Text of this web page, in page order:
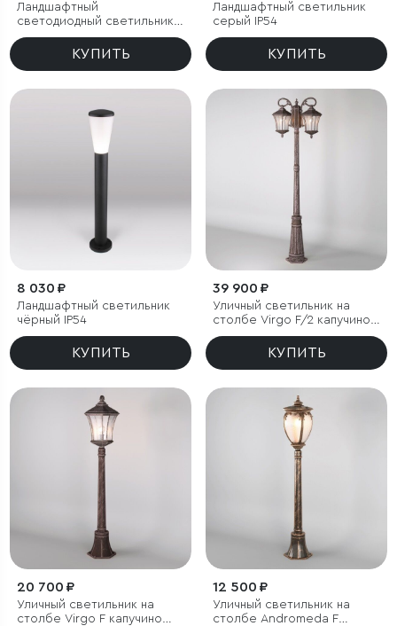
Ландшафтный
светодиодный светильник
Sensor IP54
КУПИТЬ
Ландшафтный светильник
серый IP54
КУПИТЬ
8 030 ₽
Ландшафтный светильник
чёрный IP54
КУПИТЬ
39 900 ₽
Уличный светильник на
столбе Virgo F/2 капучино
IP44
КУПИТЬ
20 700 ₽
Уличный светильник на
столбе Virgo F капучино
12 500 ₽
Уличный светильник на
столбе Andromeda F